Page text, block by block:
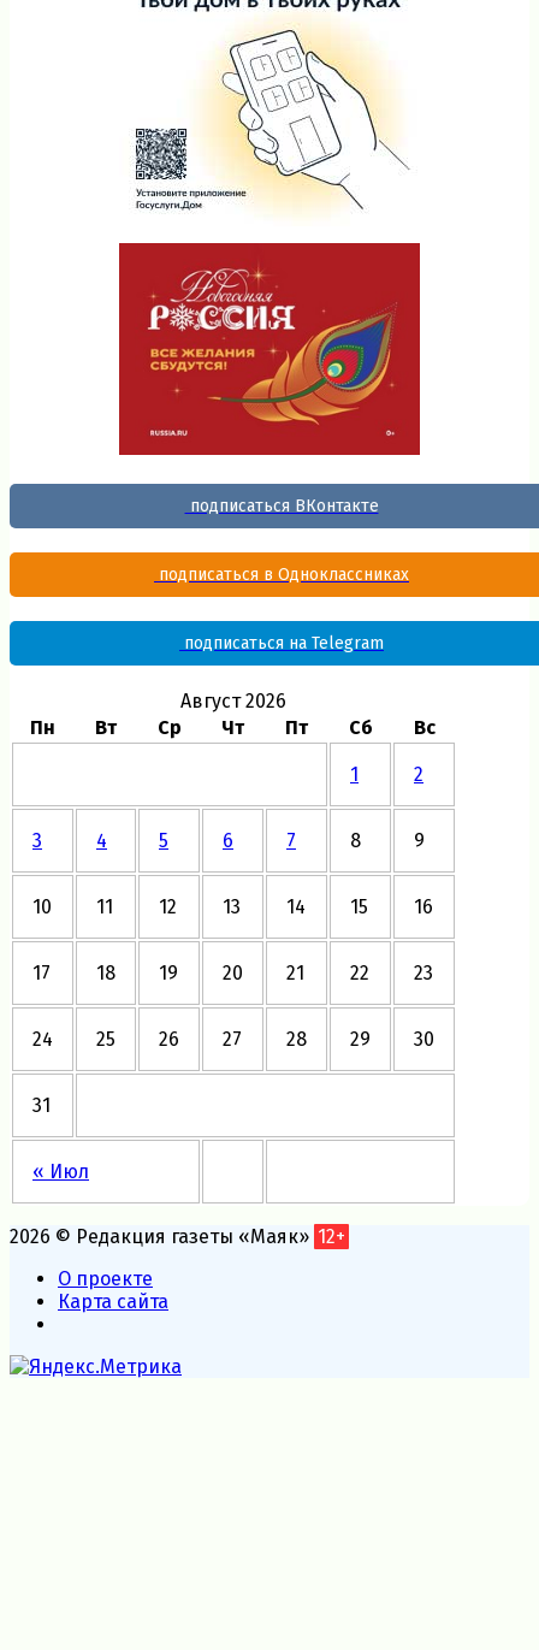
подписаться ВКонтакте
подписаться в Одноклассниках
подписаться на Telegram
Август 2026
Пн
Вт Ср Чт Пт Сб Вс
« Июл
1 2
3 4 5 6 7 8 9
10 11 12 13 14 15 16
17 18 19 20 21 22 23
24 25 26 27 28 29 30
31
2026 © Редакция газеты «Маяк» 12+
О проекте
Карта сайта